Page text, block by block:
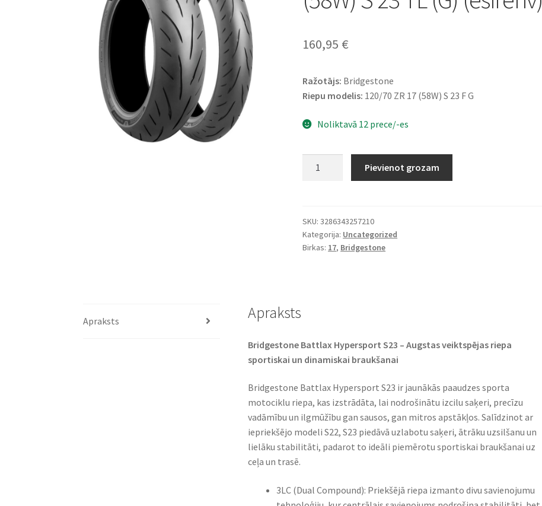
160,95 €
Ražotājs: Bridgestone
Riepu modelis: 120/70 ZR 17 (58W) S 23 F G
Noliktavā 12 prece/-es
(58W)
S
23
Pievienot grozam
SKU:3286343257210
Kategorija: Uncategorized
Birkas: 17, Bridgestone
Apraksts Apraksts
Bridgestone Battlax Hypersport S23 – Augstas veiktspējas riepa
sportiskai un dinamiskai braukšanai​
Bridgestone Battlax Hypersport S23 ir jaunākās paaudzes sporta
motociklu riepa, kas izstrādāta, lai nodrošinātu izcilu saķeri, precīzu
vadāmību un ilgmūžību gan sausos, gan mitros apstākļos. Salīdzinot ar
iepriekšējo modeli S22, S23 piedāvā uzlabotu saķeri, ātrāku uzsilšanu un
lielāku stabilitāti, padarot to ideāli piemērotu sportiskai braukšanai uz
ceļa un trasē.​
3LC (Dual Compound): Priekšējā riepa izmanto divu savienojumu